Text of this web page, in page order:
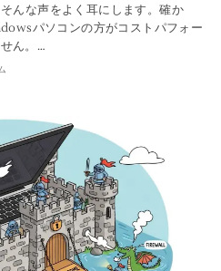
んな声をよく耳にします。確か
パソコンの方がコストパフォー
ん。…